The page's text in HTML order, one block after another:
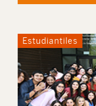
Estudiantiles